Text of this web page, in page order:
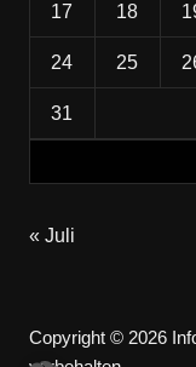
17 18
24 25
31
« Juli
Copyright © 2026